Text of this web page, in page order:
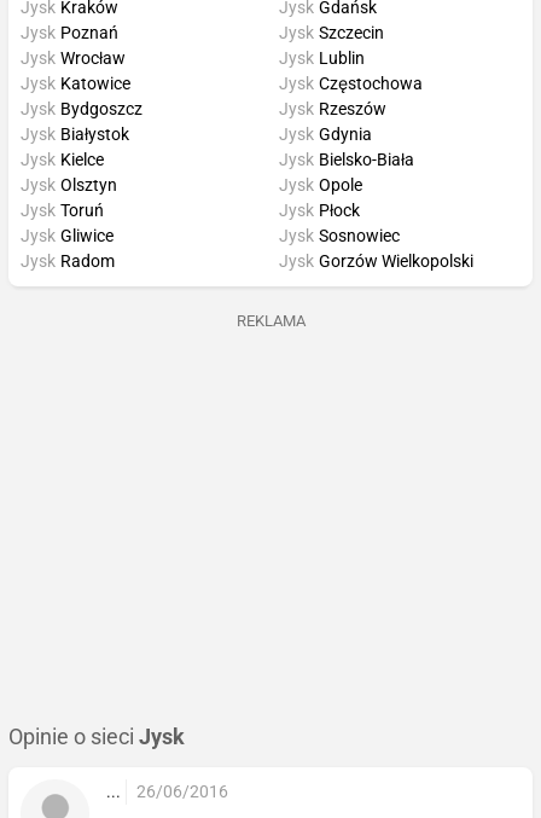
Jysk Kraków
Jysk Poznań
Jysk Wrocław
Jysk Gdańsk
Jysk Szczecin
Jysk Lublin
Jysk Katowice
Jysk Bydgoszcz
Jysk Białystok
Jysk Kielce
Jysk Częstochowa
Jysk Rzeszów
Jysk Gdynia
Jysk Bielsko-Biała
Jysk Olsztyn
Jysk Toruń
Jysk Gliwice
Jysk Radom
Jysk Opole
Jysk Płock
Jysk Sosnowiec
Jysk Gorzów Wielkopolski
REKLAMA
Opinie o sieci Jysk
... 26/06/2016